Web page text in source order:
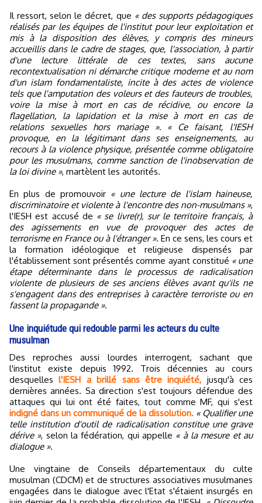
Il ressort, selon le décret, que « des supports pédagogiques
réalisés par les équipes de l'institut pour leur exploitation et
mis à la disposition des élèves, y compris des mineurs
accueillis dans le cadre de stages, que, l'association, à partir
d'une lecture littérale de ces textes, sans aucune
recontextualisation ni démarche critique moderne et au nom
d'un islam fondamentaliste, incite à des actes de violence
tels que l'amputation des voleurs et des fauteurs de troubles,
voire la mise à mort en cas de récidive, ou encore la
flagellation, la lapidation et la mise à mort en cas de
relations sexuelles hors mariage ». « Ce faisant, l'IESH
provoque, en la légitimant dans ses enseignements, au
recours à la violence physique, présentée comme obligatoire
pour les musulmans, comme sanction de l'inobservation de
la loi divine », martèlent les autorités.
En plus de promouvoir « une lecture de l'islam haineuse,
discriminatoire et violente à l'encontre des non-musulmans »,
l'IESH est accusé de « se livre(r), sur le territoire français, à
des agissements en vue de provoquer des actes de
terrorisme en France ou à l'étranger ». En ce sens, les cours et
la formation idéologique et religieuse dispensés par
l'établissement sont présentés comme ayant constitué « une
étape déterminante dans le processus de radicalisation
violente de plusieurs de ses anciens élèves avant qu'ils ne
s'engagent dans des entreprises à caractère terroriste ou en
fassent la propagande ».
Une inquiétude qui redouble parmi les acteurs du culte
musulman
Des reproches aussi lourdes interrogent, sachant que
l'institut existe depuis 1992. Trois décennies au cours
desquellesl'IESH a brillé sans être inquiété, jusqu'à ces
dernières années. Sa direction s'est toujours défendue des
attaques qui lui ont été faites, tout comme MF, qui s'est
indigné dans un communiqué de la dissolution. « Qualifier une
telle institution d'outil de radicalisation constitue une grave
dérive », selon la fédération, qui appelle « à la mesure et au
dialogue ».
Une vingtaine de Conseils départementaux du culte
musulman (CDCM) et de structures associatives musulmanes
engagées dans le dialogue avec l'Etat s'étaient insurgés en